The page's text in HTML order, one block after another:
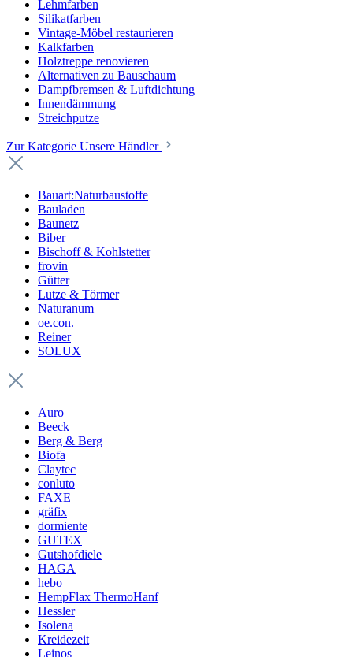
Lehmfarben
Silikatfarben
Vintage-Möbel restaurieren
Kalkfarben
Holztreppe renovieren
Alternativen zu Bauschaum
Dampfbremsen & Luftdichtung
Innendämmung
Streichputze
Zur Kategorie Unsere Händler
Bauart:Naturbaustoffe
Bauladen
Baunetz
Biber
Bischoff & Kohlstetter
frovin
Gütter
Lutze & Törmer
Naturanum
oe.con.
Reiner
SOLUX
Auro
Beeck
Berg & Berg
Biofa
Claytec
conluto
FAXE
gräfix
dormiente
GUTEX
Gutshofdiele
HAGA
hebo
HempFlax ThermoHanf
Hessler
Isolena
Kreidezeit
Leinos